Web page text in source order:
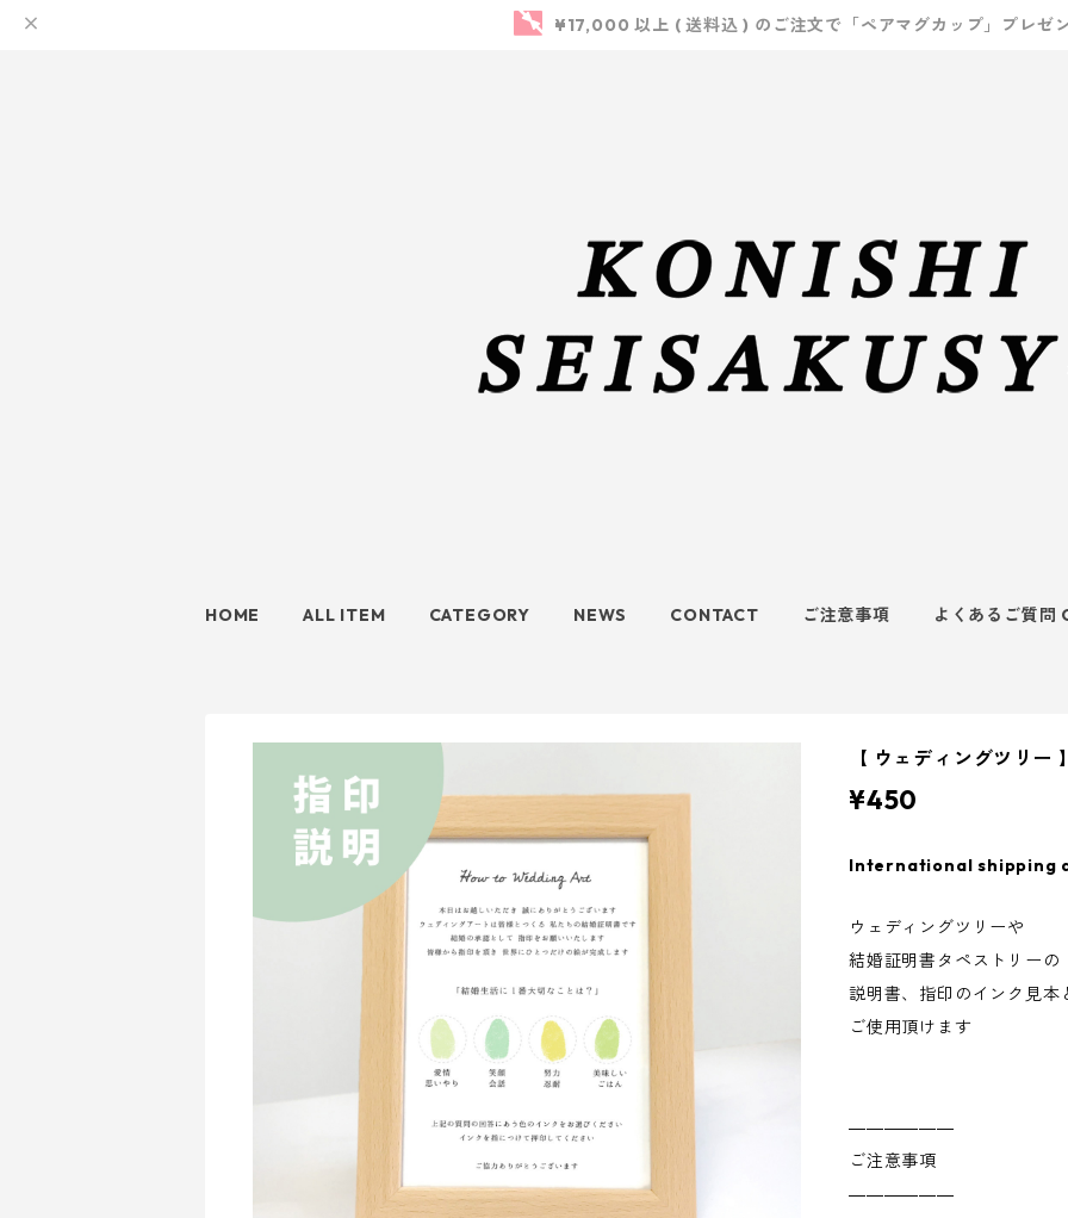
¥17,000 以上 ( 送料込 ) のご注文で「ペアマグカップ」プレゼ
HOME ALL ITEM CATEGORY NEWS CONTACT ご注意事項 よくあるご質問
【 ウェディングツリ
¥450
International shipping
ウェディングツリーや
結婚証明書タペストリーの
説明書、指印のインク見本
ご使用頂けます
――――――
ご注意事項
――――――